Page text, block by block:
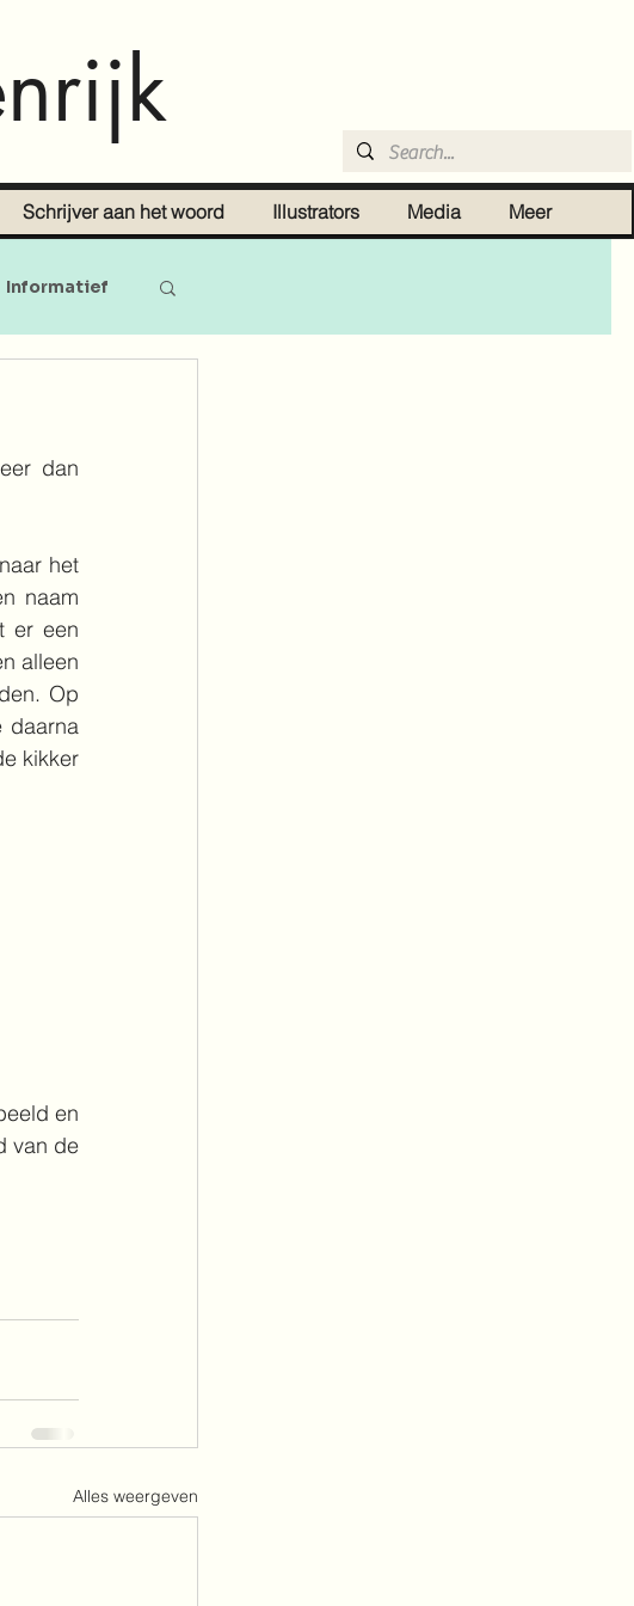
Schrijver aan het woord Illustrators Media Meer
Informatief
dan
het
naam
er een
alleen
Op
daarna
kikker
en
van de
Alles weergeven